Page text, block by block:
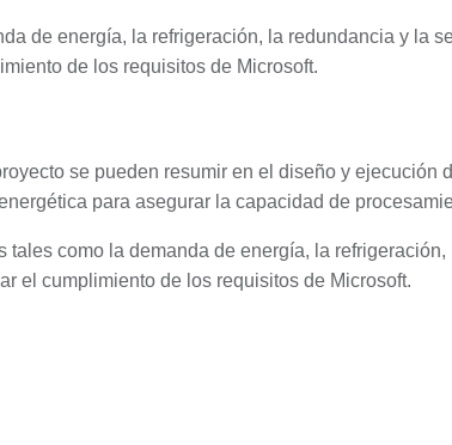
de energía, la refrigeración, la redundancia y la
de los requisitos de Microsoft.
se pueden resumir en el diseño y
para asegurar la capacidad de
tales como la demanda de energía, la
el cumplimiento de los requisitos de Microsoft.